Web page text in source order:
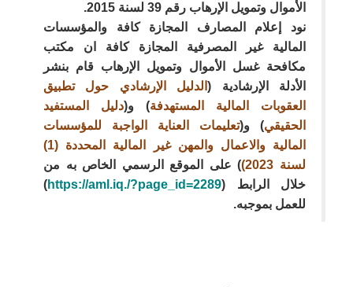
الأموال وتمويل الإرهاب رقم 39 لسنة 2015.
نود إعلام المصارف المجازة كافة والمؤسسات
المالية غير المصرفية المجازة كافة ان مكتب
مكافحة غسل الأموال وتمويل الإرهاب قام بنشر
الأدلة الإرشادية (الدليل الإرشادي حول تطبيق
العقوبات المالية المستهدفة) و(دليل المستفيد
الحقيقي) و(تعليمات العناية الواجبة للمؤسسات
المالية والاعمال والمهن غير المالية المحددة (1)
لسنة 2023)
) على الموقع الرسمي الخاص به من
خلال الرابط (https://aml.iq./?page_id=2289
)
للعمل بموجبه.